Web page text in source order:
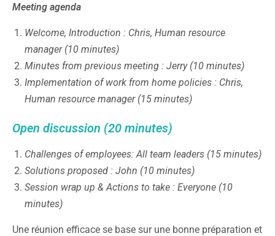
Meeting agenda
Welcome, Introduction : Chris, Human resource
manager (10 minutes)
Minutes from previous meeting : Jerry (10 minutes)
Implementation of work from home policies : Chris,
Human resource manager (15 minutes)
Open discussion (20 minutes)
Challenges of employees: All team leaders (15 minutes)
Solutions proposed : John (10 minutes)
Session wrap up & Actions to take : Everyone (10
minutes)
Une réunion efficace se base sur une bonne préparation et